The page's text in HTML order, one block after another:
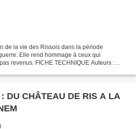
de la vie des Rissois dans la période
Elle rend hommage à ceux qui
revenus. FICHE TECHNIQUE Auteurs :
DU CHÂTEAU DE RIS A LA